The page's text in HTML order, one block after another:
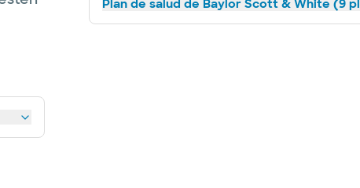
Plan de salud de Baylor Scott & White (9